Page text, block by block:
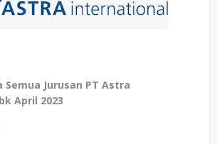
Semua Jurusan PT Astra
April 2023